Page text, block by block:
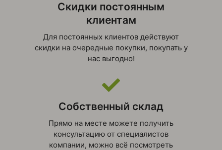
Скидки постоянным
клиентам
Для постоянных клиентов действуют
скидки на очередные покупки, покупать у
нас выгодно!
Собственный склад
Прямо на месте можете получить
консультацию от специалистов
компании, можно всё посмотреть